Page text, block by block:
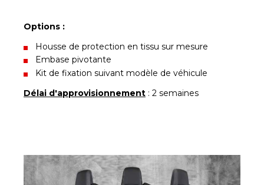
Options :
Housse de protection en tissu sur mesure
Embase pivotante
Kit de fixation suivant modèle de véhicule
Délai d'approvisionnement : 2 semaines